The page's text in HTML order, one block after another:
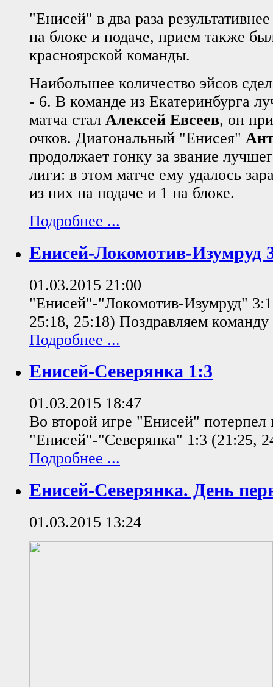
"Енисей" в два раза
на блоке и подаче, прием также
красноярской команды.
Наибольшее количество эйсов
- 6. В команде из Екатеринбурга
матча стал Алексей Евсеев, он
очков. Диагональный "Енисея"
продолжает гонку за звание
лиги: в этом матче ему удалось
из них на подаче и 1 на блоке.
Подробнее ...
Енисей-Локомотив-Изумруд
01.03.2015 21:00
"Енисей"-"Локомотив-Изумруд"
25:18, 25:18) Поздравляем
Подробнее ...
Енисей-Северянка 1:3
01.03.2015 18:47
Во второй игре "Енисей" потерпел
"Енисей"-"Северянка" 1:3 (21:25,
Подробнее ...
Енисей-Северянка. День
01.03.2015 13:24